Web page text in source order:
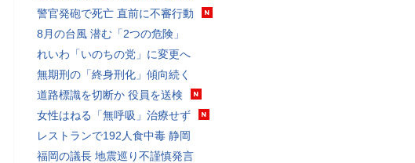
警官発砲で死亡 直前に不審行動
8月の台風 潜む「2つの危険」
れいわ「いのちの党」に変更へ
無期刑の「終身刑化」傾向続く
道路標識を切断か 役員を送検
女性はねる「無呼吸」治療せず
レストランで192人食中毒 静岡
福岡の議長 地震巡り不謹慎発言